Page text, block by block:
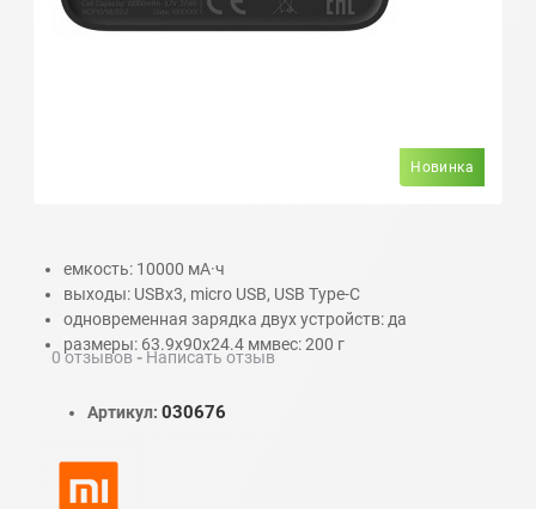
Новинка
емкость: 10000 мА·ч
выходы: USBx3, micro USB, USB Type-C
одновременная зарядка двух устройств: да
размеры: 63.9x90x24.4 ммвес: 200 г
0 отзывов- Написать отзыв
Артикул: 030676